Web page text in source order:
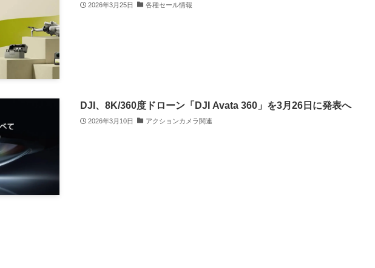
2026年3月25日 各種セール情報
DJI、8K/360度ドローン「DJI Avata 360」を3月26日に発表へ
2026年3月10日 アクションカメラ関連